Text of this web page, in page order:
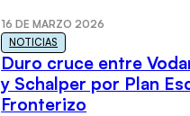
16 DE MARZO 2026
NOTICIAS
Duro cruce entre
y Schalper por Plan
Fronterizo